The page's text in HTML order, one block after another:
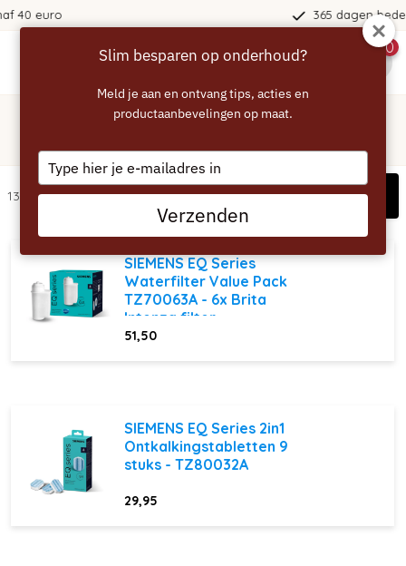
365 dagen bedenktijd!
0
Siemens
134 artikelen Filters
SIEMENS EQ Series
Waterfilter Value Pack
TZ70063A - 6x Brita
Intenza filter
51,50
SIEMENS EQ Series 2in1
Ontkalkingstabletten 9
stuks - TZ80032A
29,95
Slim besparen op onderhoud?
Meld je aan en ontvang tips, acties en
productaanbevelingen op maat.
Type
your
email
Verzenden